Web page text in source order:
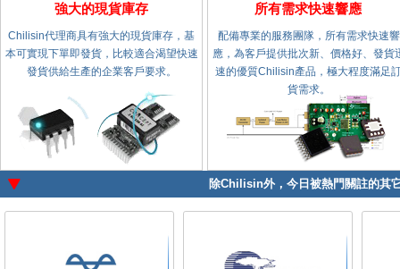
強大的現貨庫存
Chilisin代理商具有強大的現貨庫存，基
本可實現下單即發貨，比較適合渴望快速
發貨供給生產的企業客戶要求。
所有需求快速響應
配備專業的服務團隊，所有需求快速響
應，為客戶提供批次新、價格好、發貨
速的優質Chilisin產品，極大程度滿足
貨需求。
除Chilisin外，今日被熱門關註的其